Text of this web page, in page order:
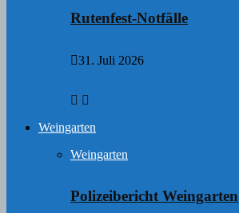
Rutenfest-Notfälle
31. Juli 2026
Weingarten
Weingarten
Polizeibericht Weingarten